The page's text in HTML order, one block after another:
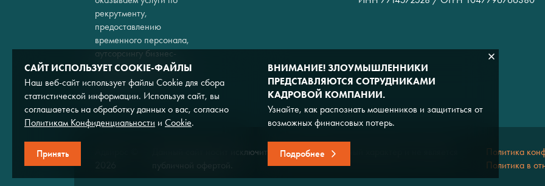
рекрутменту,
предоставлению
временного персонала,
аутсорсингу бизнес-
процессов и кадровому
консалтингу.
Данный сайт носит исключительно информационный характер и не является
публичной офертой.
Политика
Политика в
ВНИМАНИЕ! ЗЛОУМЫШЛЕННИКИ
ПРЕДСТАВЛЯЮТСЯ СОТРУДНИКАМИ
КАДРОВОЙ КОМПАНИИ.
Узнайте, как распознать мошенников и защититься от
возможных финансовых потерь.
Подробнее
САЙТ ИСПОЛЬЗУЕТ COOKIE-ФАЙЛЫ
Наш веб-сайт использует файлы Cookie для сбора
статистической информации. Используя сайт, вы
соглашаетесь на обработку данных о вас, согласно
Политикам Конфиденциальности и Cookie.
Принять